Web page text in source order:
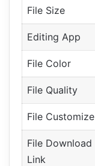
File Size
Editing App
File Color
File Quality
File Customize
File Download
Link